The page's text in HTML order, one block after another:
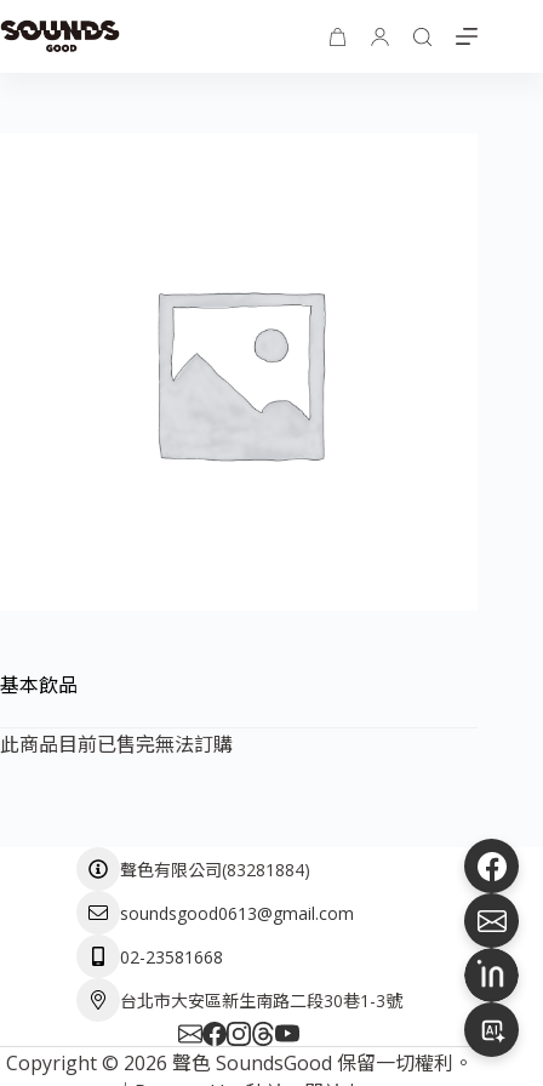
基本飲品
此商品目前已售完無法訂購
聲色有限公司(83281884)
soundsgood0613@gmail.com
02-23581668
台北市大安區新生南路二段30巷1-3號
Copyright © 2026 聲色 SoundsGood 保留一切權利。